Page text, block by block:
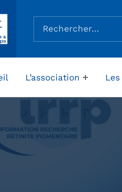
ET HANDICAPS
Rechercher :
L’association